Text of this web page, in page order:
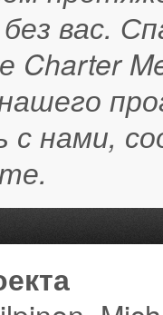
вас.
Charter
с нами,